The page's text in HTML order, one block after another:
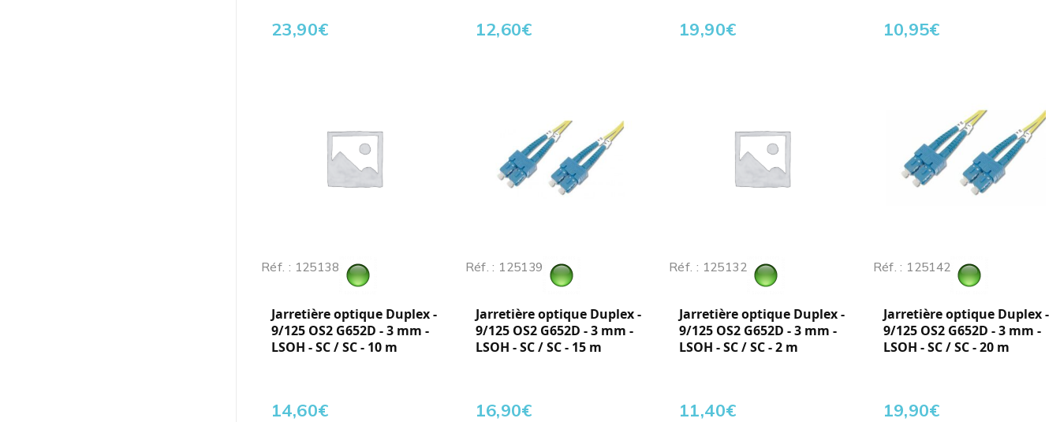
23,90€ 12,60€ 19,90€ 10,95€
Réf. : 125138
Jarretière optique Duplex -
9/125 OS2 G652D - 3 mm -
LSOH - SC / SC - 10 m
14,60€
Réf. : 125139
Jarretière optique Duplex -
9/125 OS2 G652D - 3 mm -
LSOH - SC / SC - 15 m
16,90€
Réf. : 125132
Jarretière optique Duplex -
9/125 OS2 G652D - 3 mm -
LSOH - SC / SC - 2 m
11,40€
Réf. : 125142
Jarretière optique Duplex -
9/125 OS2 G652D - 3 mm -
LSOH - SC / SC - 20 m
19,90€